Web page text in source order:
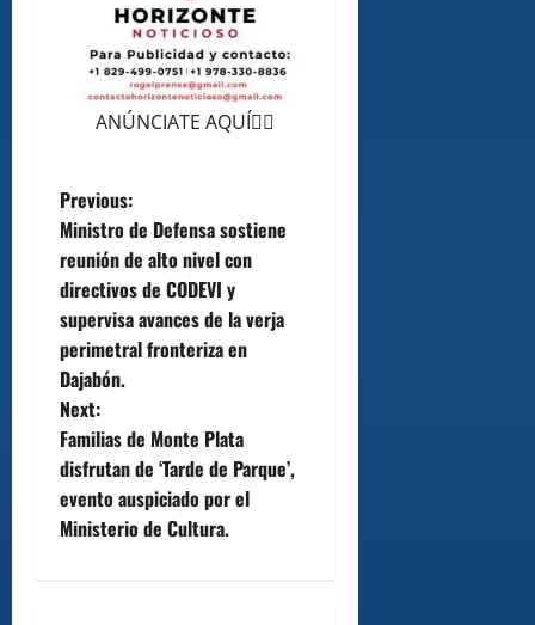
ANÚNCIATE AQUÍ👆🏻
P
o
s
t
n
a
v
Previous:
Ministro de Defensa sostiene
reunión de alto nivel con
directivos de CODEVI y
supervisa avances de la verja
perimetral fronteriza en
Dajabón.
Next:
Familias de Monte Plata
disfrutan de ‘Tarde de Parque’,
evento auspiciado por el
Ministerio de Cultura.